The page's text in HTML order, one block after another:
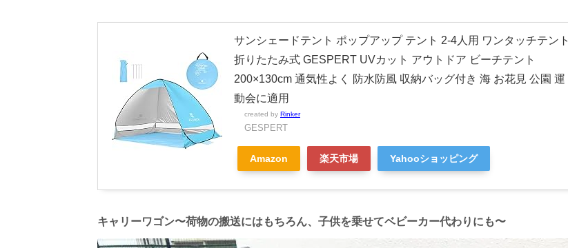
サンシェードテント ポップアップ テント 2-4人用 ワンタッチテント
折りたたみ式 GESPERT UVカット アウトドア ビーチテント
200×130cm 通気性よく 防水防風 収納バッグ付き 海 お花見 公園 運
動会に適用
created by Rinker
GESPERT
Amazon 楽天市場 Yahooショッピング
キャリーワゴン〜荷物の搬送にはもちろん、子供を乗せてベビーカー代わりにも〜